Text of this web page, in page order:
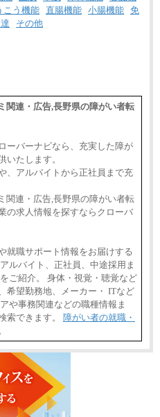
上
円
円
上
上
上
上
力・経験・勤務地などにより
に変更はございません。
こう機能 直腸機能 小腸機能 免
その他
関連・広告,長野県の障がい者転
ーバーナビなら、充実した障が
いたします。
、アルバイトから正社員まで充
関連・広告,長野県の障がい者転
の求人情報を探すならクローバ
就職サポート情報をお届けする
ルバイト、正社員、中途採用ま
をご紹介。 身体・視覚・聴覚など
希望勤務地、メーカー・ ITなど
や事務関連などの職種情報ま
索できます。 障がい者の就職・